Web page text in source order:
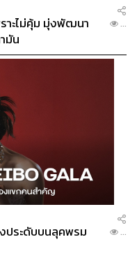
ากในระบบอยู่นาน
บประเด็นเรื่องสิทธิ
ชาติ แล้วไม่มีเอกสาร
าลที่สถานพยาบาลให้
งานข้ามชาติส่วนใหญ่)
ต่เอาเงินมาจากไหนนั้นก็
ต้องกลับไปดูที่ระบบ
ณีเผื่อไว้ด้วยเลย แต่
เพราะไม่เช่นนั้นเบี้ย
องขยับเป็นภาพใหญ่
แต่หน้าตาจะออกมา
ากันขนาดไหน ก็ต้อง
ไม่ไปไหน”
าะไม่คุ้ม มุ่งพัฒนา
มัน
...
งประดับบนลุคพรม
...